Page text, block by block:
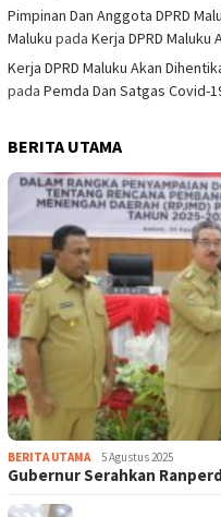
Pimpinan Dan Anggota DPRD
Maluku pada Kerja DPRD Maluku
Kerja DPRD Maluku Akan
pada Pemda Dan Satgas Covid-
BERITA UTAMA
BERITA UTAMA 5 Agustus 2025
Gubernur Serahkan